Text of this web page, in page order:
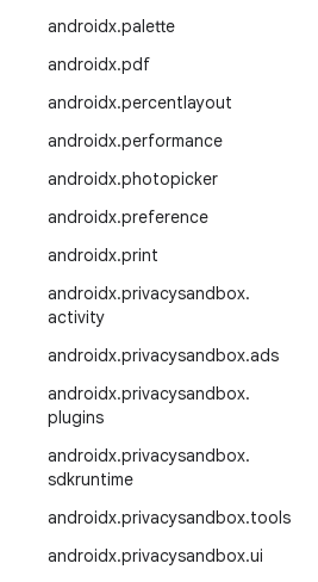
androidx.palette
androidx.pdf
androidx.percentlayout
androidx.performance
androidx.photopicker
androidx.preference
androidx.print
androidx.privacysandbox.
activity
androidx.privacysandbox.ads
androidx.privacysandbox.
plugins
androidx.privacysandbox.
sdkruntime
androidx.privacysandbox.tools
androidx.privacysandbox.ui